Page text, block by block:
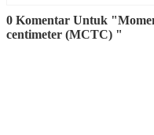
0 Komentar Untuk
centimeter (MCTC) "